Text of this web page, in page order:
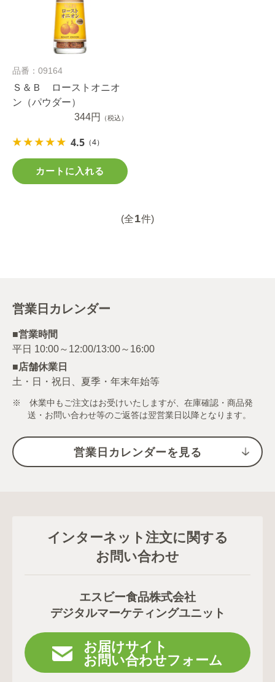
品番：09164
Ｓ＆Ｂ ローストオニオ
ン（パウダー）
344円
（税込）
4.5 （4）
カートに入れる
(全1件)
営業日カレンダー
■営業時間
■店舗休業日
土・日・祝日、夏季・年末年始等
※ 休業中もご注文はお受けいたしますが、在庫確認・商品発
送・お問い合わせ等のご返答は翌営業日以降となります。
営業日カレンダーを見る
インターネット注文に関する
お問い合わせ
エスビー食品株式会社
デジタルマーケティングユニット
お届けサイト
お問い合わせフォーム